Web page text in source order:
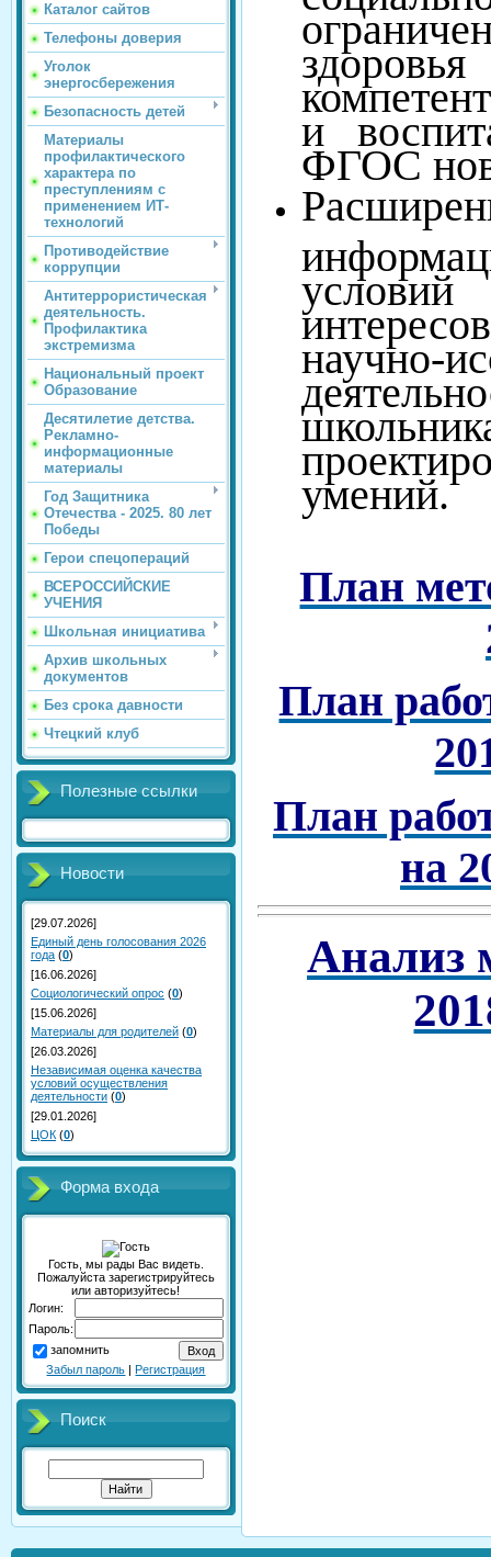
Каталог сайтов
Телефоны доверия
Уголок
энергосбережения
Безопасность детей
Материалы
профилактического
характера по
преступлениям с
применением ИТ-
технологий
Противодействие
коррупции
Антитеррористическая
деятельность.
Профилактика
экстремизма
Национальный проект
Образование
Десятилетие детства.
Рекламно-
информационные
материалы
Год Защитника
Отечества - 2025. 80 лет
Победы
Герои спецопераций
ВСЕРОССИЙСКИЕ
УЧЕНИЯ
Школьная инициатива
Архив школьных
документов
Без срока давности
Чтецкий клуб
Полезные ссылки
Новости
[29.07.2026]
Единый день голосования 2026
года (0)
[16.06.2026]
Социологический опрос (0)
[15.06.2026]
Материалы для родителей (0)
[26.03.2026]
Независимая оценка качества
условий осуществления
деятельности (0)
[29.01.2026]
ЦОК (0)
Форма входа
Гость, мы рады Вас видеть.
Пожалуйста зарегистрируйтесь
или авторизуйтесь!
Логин:
Пароль:
запомнить
Забыл пароль |Регистрация
Поиск
и
ФГОС
научно-
умений.
План
План
План
на
Анализ